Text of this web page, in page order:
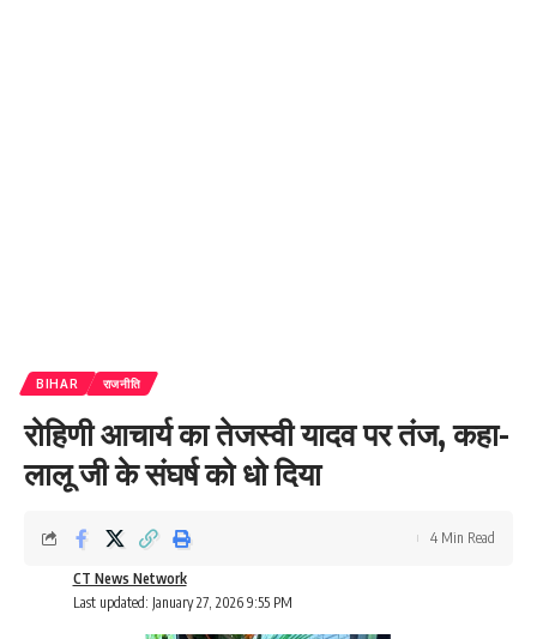
BIHAR राजनीति
रोहिणी आचार्य का तेजस्वी यादव पर तंज, कहा-
लालू जी के संघर्ष को धो दिया
Last updated: January 27, 2026 9:55 PM
CT News Network
4 Min Read